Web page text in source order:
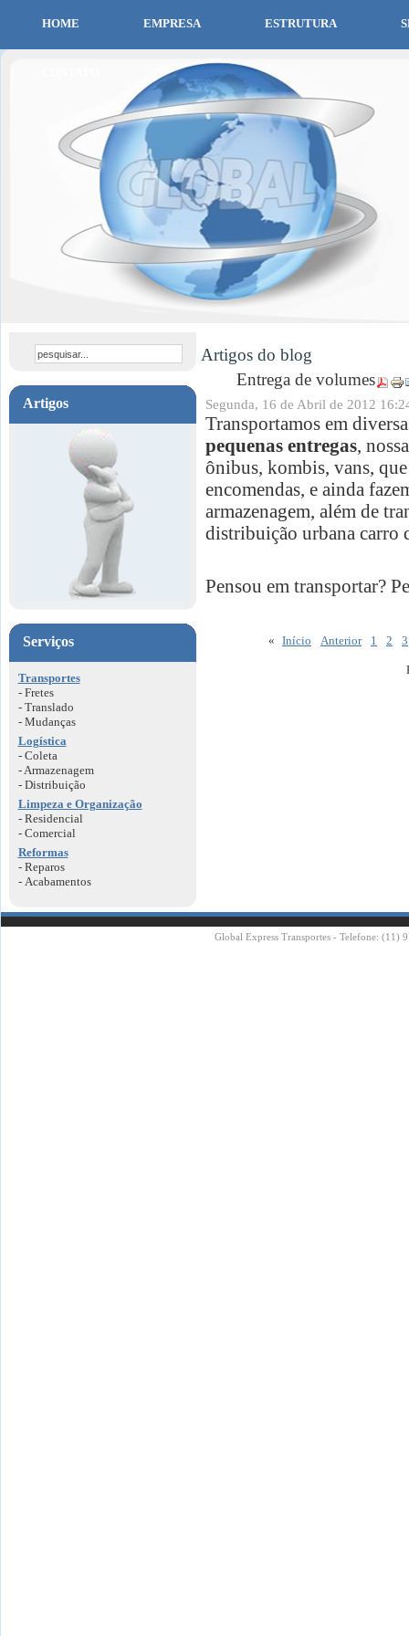
HOME EMPRESA ESTRUTURA
Artigos
Serviços
Transportes
- Fretes
- Translado
- Mudanças
Logística
- Coleta
- Armazenagem
- Distribuição
Limpeza e Organização
- Residencial
- Comercial
Reformas
- Reparos
- Acabamentos
Artigos do blog
Entrega de volumes
Segunda, 16 de Abril de 2012
Transportamos em
pequenas entregas,
ônibus, kombis, vans,
encomendas, e ainda
armazenagem, além de
distribuição urbana carro
Pensou em transportar?
« Início Anterior 1 2 3
Global Express Transportes - Telefone: (11)